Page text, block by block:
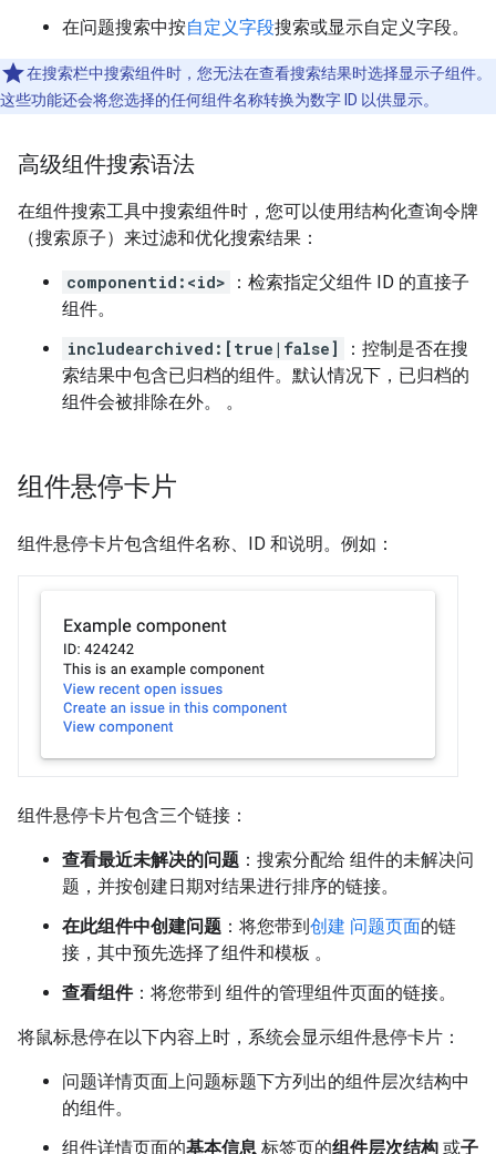
在问题搜索中按自定义字段搜索或显示自定义字段。
在搜索栏中搜索组件时，您无法在查看搜索结果时选择显示子组件。
这些功能还会将您选择的任何组件名称转换为数字 ID 以供显示。
高级组件搜索语法
在组件搜索工具中搜索组件时，您可以使用结构化查询令牌
（搜索原子）来过滤和优化搜索结果：
componentid:<id>
：检索指定父组件 ID 的直接子
组件。
includearchived:[true|false]
：控制是否在搜
索结果中包含已归档的组件。默认情况下，已归档的
组件会被排除在外。 。
组件悬停卡片
组件悬停卡片包含组件名称、ID 和说明。例如：
组件悬停卡片包含三个链接：
查看最近未解决的问题 ：搜索分配给 组件的未解决问
题，并按创建日期对结果进行排序的链接。
在此组件中创建问题 ：将您带到创建 问题页面的链
接，其中预先选择了组件和模板 。
查看组件：将您带到 组件的管理组件页面的链接。
将鼠标悬停在以下内容上时，系统会显示组件悬停卡片：
问题详情页面上问题标题下方列出的组件层次结构中
的组件。
组件详情页面的基本信息 标签页的组件层次结构 或子